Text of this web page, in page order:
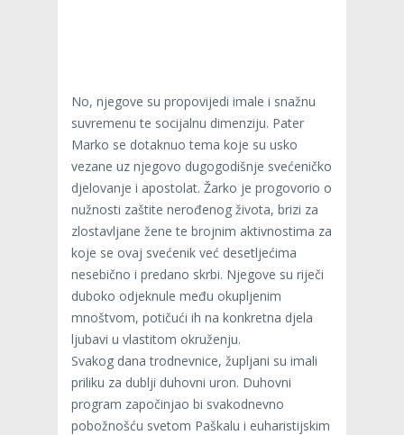
No, njegove su propovijedi imale i snažnu
suvremenu te socijalnu dimenziju. Pater
Marko se dotaknuo tema koje su usko
vezane uz njegovo dugogodišnje svećeničko
djelovanje i apostolat. Žarko je progovorio o
nužnosti zaštite nerođenog života, brizi za
zlostavljane žene te brojnim aktivnostima za
koje se ovaj svećenik već desetljećima
nesebično i predano skrbi. Njegove su riječi
duboko odjeknule među okupljenim
mnoštvom, potičući ih na konkretna djela
ljubavi u vlastitom okruženju.
Svakog dana trodnevnice, župljani su imali
priliku za dublji duhovni uron. Duhovni
program započinjao bi svakodnevno
pobožnošću svetom Paškalu i euharistijskim